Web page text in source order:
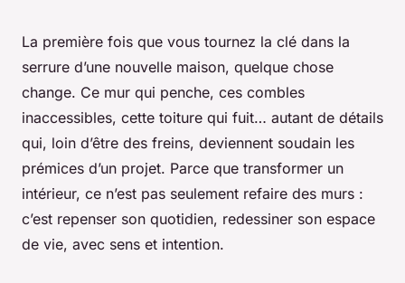
La première fois que vous tournez la clé dans la
serrure d’une nouvelle maison, quelque chose
change. Ce mur qui penche, ces combles
inaccessibles, cette toiture qui fuit… autant de détails
qui, loin d’être des freins, deviennent soudain les
prémices d’un projet. Parce que transformer un
intérieur, ce n’est pas seulement refaire des murs :
c’est repenser son quotidien, redessiner son espace
de vie, avec sens et intention.